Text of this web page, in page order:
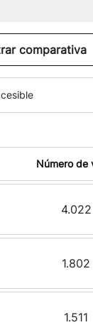
comparativa
Número de
4.022
1.802
1.511